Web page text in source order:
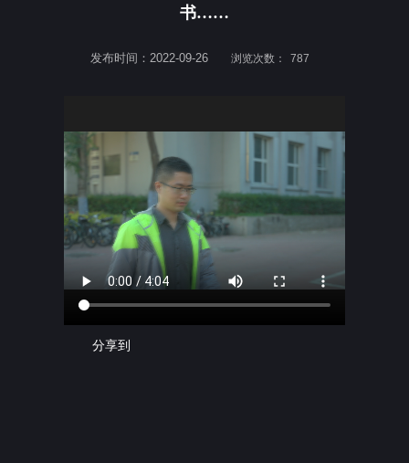
书……
发布时间：2022-09-26 浏览次数： 787
分享到